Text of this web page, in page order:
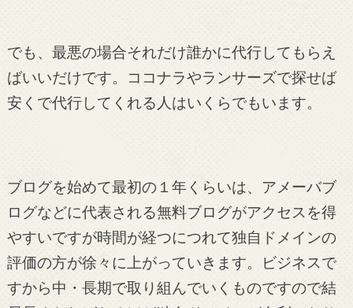
でも、最悪の場合それだけ誰かに代行してもらえ
ばいいだけです。ココナラやランサーズで探せば
安くで代行してくれる人はいくらでもいます。
ブログを始めて最初の１年くらいは、アメーバブ
ログなどに代表される無料ブログがアクセスを得
やすいですが時間が経つにつれて独自ドメインの
評価の方が徐々に上がっていきます。ビジネスで
すから中・長期で取り組んでいくものですので結